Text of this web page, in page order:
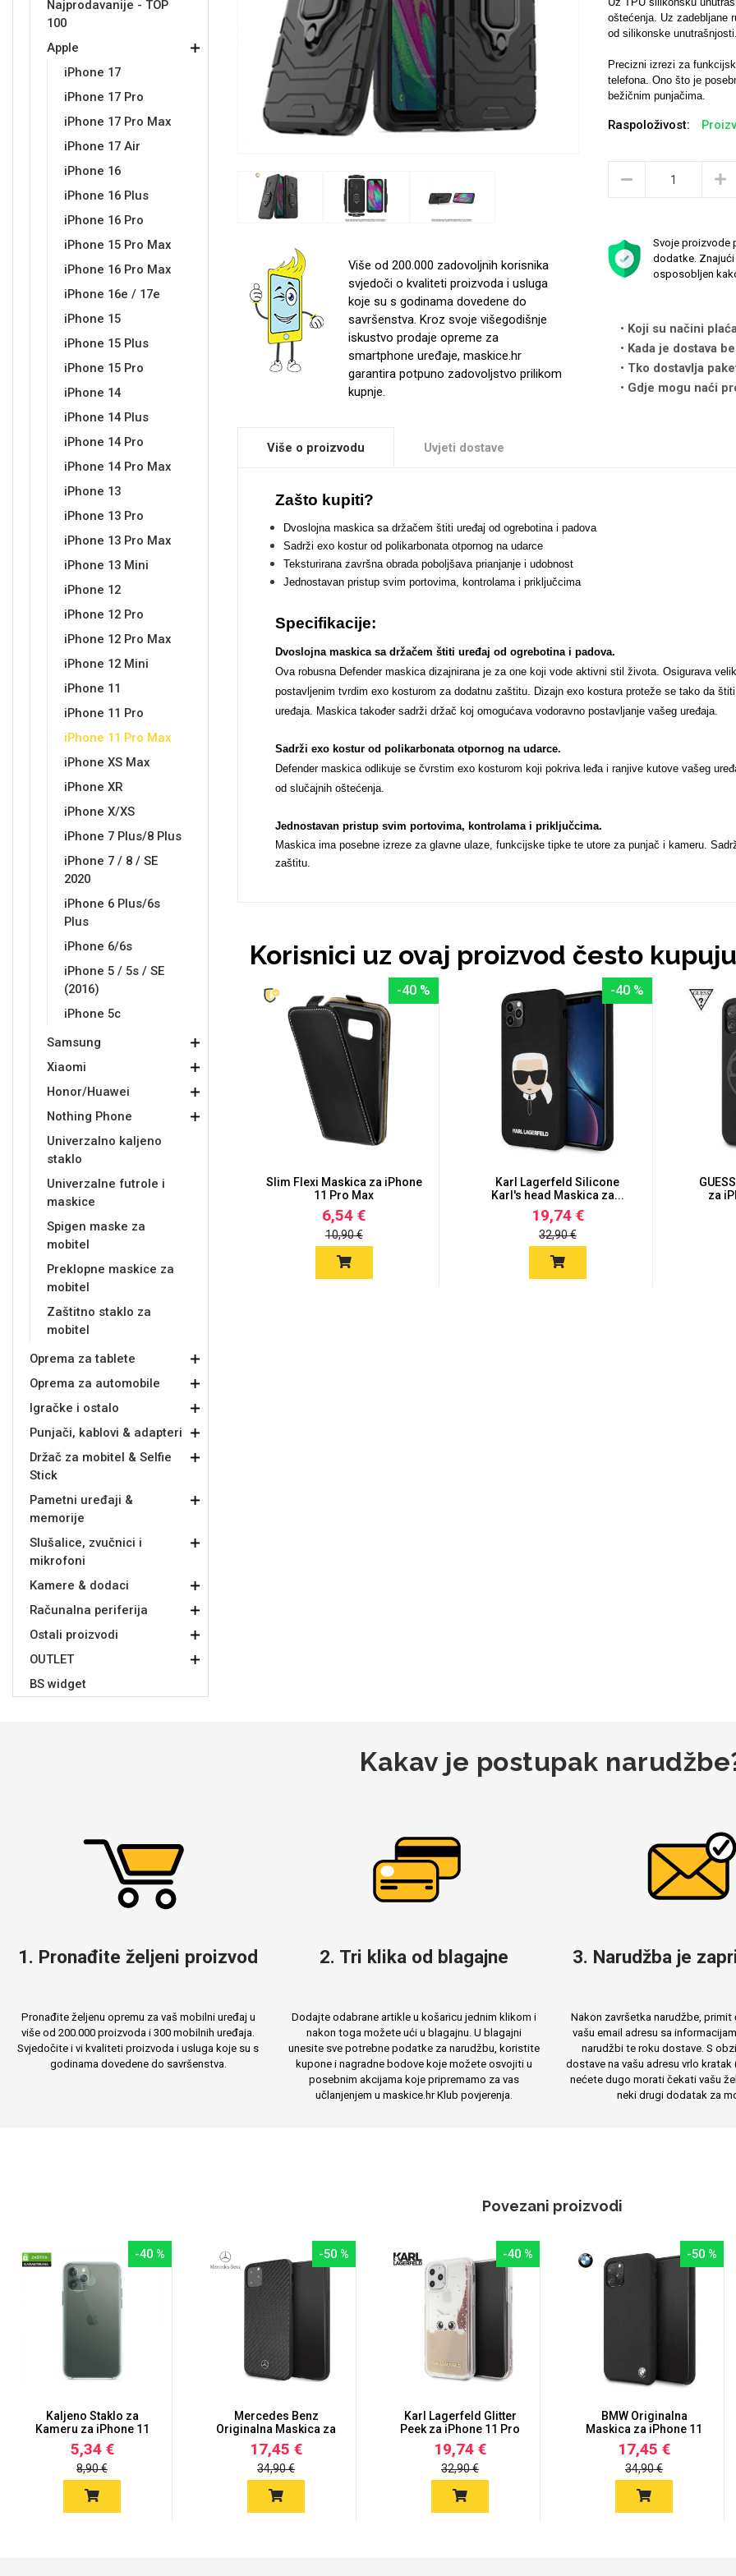
Najprodavanije - TOP
100
Apple
iPhone 17
iPhone 17 Pro
iPhone 17 Pro Max
iPhone 17 Air
iPhone 16
iPhone 16 Plus
iPhone 16 Pro
iPhone 15 Pro Max
iPhone 16 Pro Max
iPhone 16e / 17e
iPhone 15
iPhone 15 Plus
iPhone 15 Pro
iPhone 14
iPhone 14 Plus
iPhone 14 Pro
iPhone 14 Pro Max
iPhone 13
iPhone 13 Pro
iPhone 13 Pro Max
iPhone 13 Mini
iPhone 12
iPhone 12 Pro
iPhone 12 Pro Max
iPhone 12 Mini
iPhone 11
iPhone 11 Pro
iPhone 11 Pro Max
iPhone XS Max
iPhone XR
iPhone X/XS
iPhone 7 Plus/8 Plus
iPhone 7 / 8 / SE
2020
iPhone 6 Plus/6s
Plus
iPhone 6/6s
iPhone 5 / 5s / SE
(2016)
iPhone 5c
Samsung
Xiaomi
Honor/Huawei
Nothing Phone
Univerzalno kaljeno
staklo
Univerzalne futrole i
maskice
Spigen maske za
mobitel
Preklopne maskice za
mobitel
Zaštitno staklo za
mobitel
Oprema za tablete
Oprema za automobile
Igračke i ostalo
Punjači, kablovi & adapteri
Držač za mobitel & Selfie
Stick
Pametni uređaji &
memorije
Slušalice, zvučnici i
mikrofoni
Kamere & dodaci
Računalna periferija
Ostali proizvodi
OUTLET
BS widget
Više od 200.000 zadovoljnih korisnika
svjedoči o kvaliteti proizvoda i usluga
koje su s godinama dovedene do
savršenstva. Kroz svoje višegodišnje
iskustvo prodaje opreme za
smartphone uređaje, maskice.hr
garantira potpuno zadovoljstvo prilikom
kupnje.
oštećenja. Uz zadebljane
od silikonske
Precizni izrezi za
telefona. Ono što je
bežičnim punjačima.
Raspoloživost:
Svoje proizvode
dodatke.
osposobljen
Koji su načini
Kada je dostava
Tko dostavlja
Gdje mogu naći
Više o proizvodu Uvjeti dostave
Zašto kupiti?
Dvoslojna maskica sa držačem štiti uređaj od ogrebotina i padova
Sadrži exo kostur od polikarbonata otpornog na udarce
Teksturirana završna obrada poboljšava prianjanje i udobnost
Jednostavan pristup svim portovima, kontrolama i priključcima
Specifikacije:
Dvoslojna maskica sa držačem štiti uređaj od ogrebotina i padova.
Ova robusna Defender maskica dizajnirana je za one koji vode aktivni stil života. Osigurava
postavljenim tvrdim exo kosturom za dodatnu zaštitu. Dizajn exo kostura proteže se tako da
uređaja. Maskica također sadrži držač koj omogućava vodoravno postavljanje vašeg uređaja.
Sadrži exo kostur od polikarbonata otpornog na udarce.
Defender maskica odlikuje se čvrstim exo kosturom koji pokriva leđa i ranjive kutove vašeg
od slučajnih oštećenja.
Jednostavan pristup svim portovima, kontrolama i priključcima.
Maskica ima posebne izreze za glavne ulaze, funkcijske tipke te utore za punjač i kameru.
zaštitu.
Korisnici uz ovaj proizvod često kupuju
-40 %
Slim Flexi Maskica za iPhone
11 Pro Max
6,54 €
10,90 €
-40 %
Karl Lagerfeld Silicone
Karl's head Maskica za...
19,74 €
32,90 €
za
Kakav je postupak
1. Pronađite željeni proizvod
Pronađite željenu opremu za vaš mobilni uređaj u
više od 200.000 proizvoda i 300 mobilnih uređaja.
Svjedočite i vi kvaliteti proizvoda i usluga koje su s
godinama dovedene do savršenstva.
2. Tri klika od blagajne
Dodajte odabrane artikle u košaricu jednim klikom i
nakon toga možete ući u blagajnu. U blagajni
unesite sve potrebne podatke za narudžbu, koristite
kupone i nagradne bodove koje možete osvojiti u
posebnim akcijama koje pripremamo za vas
učlanjenjem u maskice.hr Klub povjerenja.
3. Narudžba je
Nakon završetka narudžbe, primit
vašu email adresu sa
narudžbi te roku dostave. S
dostave na vašu adresu vrlo kratak
nećete dugo morati čekati vašu
neki drugi dodatak za
Povezani proizvodi
-40 %
Kaljeno Staklo za
Kameru za iPhone 11
Pro Max
5,34 €
8,90 €
-50 %
Mercedes Benz
Originalna Maskica za
iPhone 11...
17,45 €
34,90 €
-40 %
Karl Lagerfeld Glitter
Peek za iPhone 11 Pro
M...
19,74 €
32,90 €
-50 %
BMW Originalna
Maskica za iPhone 11
Pro Max –...
17,45 €
34,90 €
Babe Šaljivi motivi
Croatos Najprodavanije - TOP 100
Unicorn kolekcija
Sleng
Životinjsko carstvo Takeoff
Svemirska kolekcija Valentinovo
Love motivi I Need Some Space
Cirkus
Zodiac
Monogrami
Svijet životinja
MarbleMania
Samsung Xiaomi
Punjači za mobitel Spigen maskice
Univerzalne futrole i
maskice
Samsung Huawei
Sony LCD Tablet
Držači za romobil Držači za ruku
Ostali držači
USB kablovi HDMI kabel
AUX kablovi Adapteri za mobitel
FM Transmitteri HI-FI linije